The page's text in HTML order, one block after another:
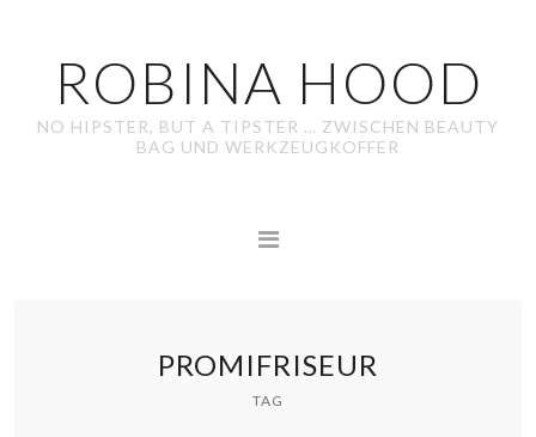
ROBINA HOOD
NO HIPSTER, BUT A TIPSTER … ZWISCHEN BEAUTY
BAG UND WERKZEUGKOFFER
PROMIFRISEUR
TAG